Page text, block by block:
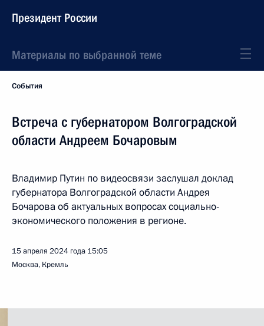
Президент России
Материалы по выбранной теме
События
Встреча с губернатором Волгоградской
области Андреем Бочаровым
Владимир Путин по видеосвязи заслушал доклад
губернатора Волгоградской области Андрея
Бочарова об актуальных вопросах социально-
экономического положения в регионе.
15 апреля 2024 года 15:05
Москва, Кремль